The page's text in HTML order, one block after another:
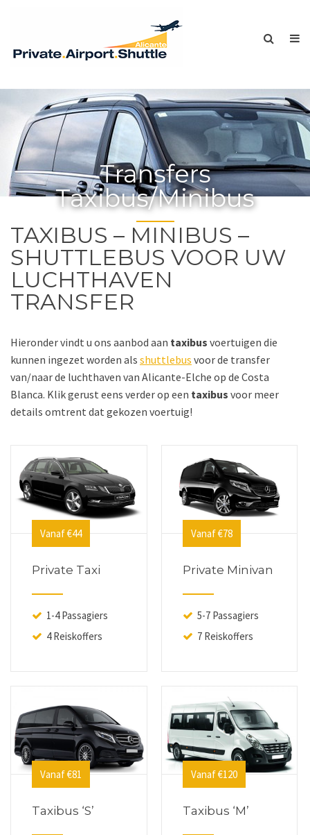
Transfers
Taxibus/Minibus
TAXIBUS – MINIBUS –
SHUTTLEBUS VOOR UW
LUCHTHAVEN
TRANSFER
Hieronder vindt u ons aanbod aan taxibus voertuigen die
kunnen ingezet worden als shuttlebus voor de transfer
van/naar de luchthaven van Alicante-Elche op de Costa
Blanca. Klik gerust eens verder op een taxibus voor meer
details omtrent dat gekozen voertuig!
Vanaf €44
Private Taxi
1-4 Passagiers
4 Reiskoffers
Vanaf €78
Private Minivan
5-7 Passagiers
7 Reiskoffers
Vanaf €81
Taxibus ‘S’
Vanaf €120
Taxibus ‘M’